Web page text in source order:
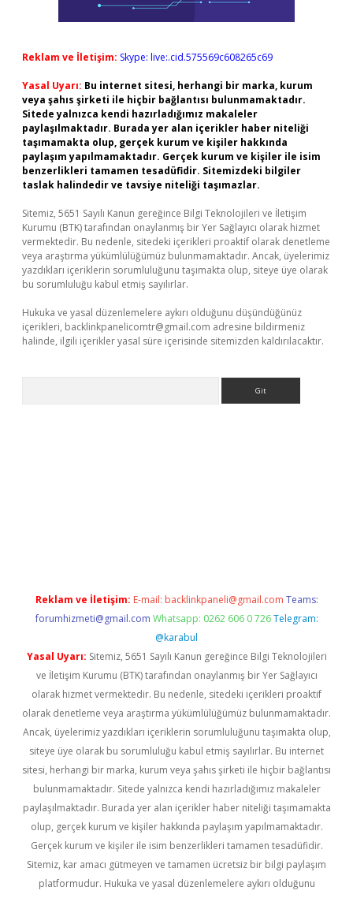
Reklam ve İletişim: Skype: live:.cid.575569c608265c69
Yasal Uyarı: Bu internet sitesi, herhangi bir marka, kurum
veya şahıs şirketi ile hiçbir bağlantısı bulunmamaktadır.
Sitede yalnızca kendi hazırladığımız makaleler
paylaşılmaktadır. Burada yer alan içerikler haber niteliği
taşımamakta olup, gerçek kurum ve kişiler hakkında
paylaşım yapılmamaktadır. Gerçek kurum ve kişiler ile isim
benzerlikleri tamamen tesadüfidir. Sitemizdeki bilgiler
taslak halindedir ve tavsiye niteliği taşımazlar.
Sitemiz, 5651 Sayılı Kanun gereğince Bilgi Teknolojileri ve İletişim
Kurumu (BTK) tarafından onaylanmış bir Yer Sağlayıcı olarak hizmet
vermektedir. Bu nedenle, sitedeki içerikleri proaktif olarak denetleme
veya araştırma yükümlülüğümüz bulunmamaktadır. Ancak, üyelerimiz
yazdıkları içeriklerin sorumluluğunu taşımakta olup, siteye üye olarak
bu sorumluluğu kabul etmiş sayılırlar.
Hukuka ve yasal düzenlemelere aykırı olduğunu düşündüğünüz
içerikleri, backlinkpanelicomtr@gmail.com adresine bildirmeniz
halinde, ilgili içerikler yasal süre içerisinde sitemizden kaldırılacaktır.
Reklam ve İletişim: E-mail: backlinkpaneli@gmail.com Teams:
forumhizmeti@gmail.com Whatsapp: 0262 606 0 726 Telegram:
@karabul
Yasal Uyarı: Sitemiz, 5651 Sayılı Kanun gereğince Bilgi Teknolojileri
ve İletişim Kurumu (BTK) tarafından onaylanmış bir Yer Sağlayıcı
olarak hizmet vermektedir. Bu nedenle, sitedeki içerikleri proaktif
olarak denetleme veya araştırma yükümlülüğümüz bulunmamaktadır.
Ancak, üyelerimiz yazdıkları içeriklerin sorumluluğunu taşımakta olup,
siteye üye olarak bu sorumluluğu kabul etmiş sayılırlar. Bu internet
sitesi, herhangi bir marka, kurum veya şahıs şirketi ile hiçbir bağlantısı
bulunmamaktadır. Sitede yalnızca kendi hazırladığımız makaleler
paylaşılmaktadır. Burada yer alan içerikler haber niteliği taşımamakta
olup, gerçek kurum ve kişiler hakkında paylaşım yapılmamaktadır.
Gerçek kurum ve kişiler ile isim benzerlikleri tamamen tesadüfidir.
Sitemiz, kar amacı gütmeyen ve tamamen ücretsiz bir bilgi paylaşım
platformudur. Hukuka ve yasal düzenlemelere aykırı olduğunu